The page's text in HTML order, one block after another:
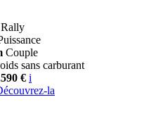
Couple
sans carburant
€ i
la